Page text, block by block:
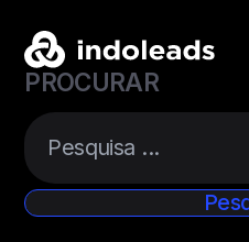
PROCURAR